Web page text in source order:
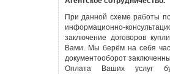
При данной схеме работы
информационно-
заключение договоров
Вами. Мы берём на себя
документооборот
Оплата Ваших услуг